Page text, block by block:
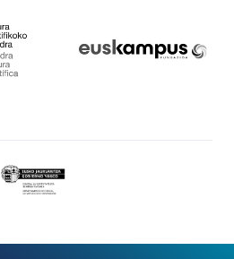
Eusko
Jaurlaritza